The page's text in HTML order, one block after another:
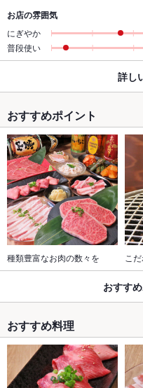
お店の雰囲気
にぎやか
普段使い
詳し
おすすめポイント
種類豊富なお肉の数々を こ
おすす
おすすめ料理